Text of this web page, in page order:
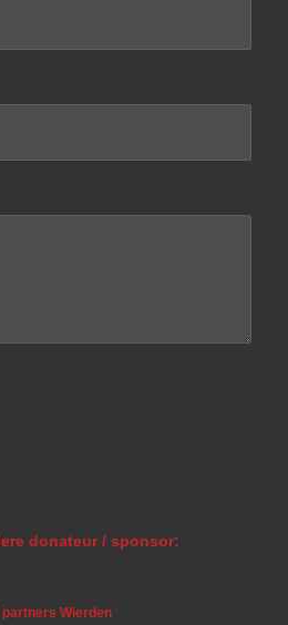
donateur / sponsor:
partners Wierden